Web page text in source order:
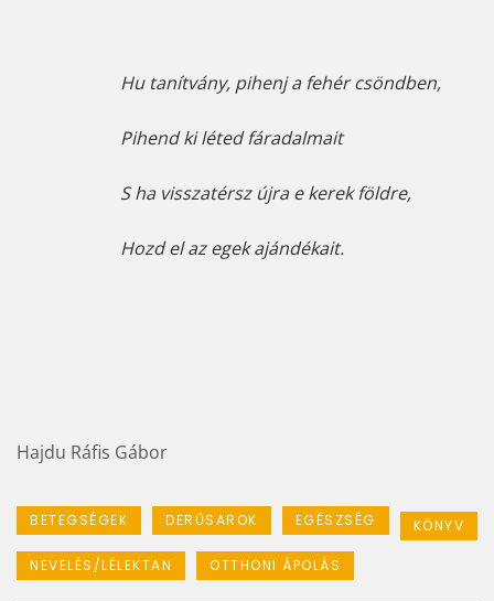
Hu tanítvány, pihenj a fehér csöndben,
Pihend ki léted fáradalmait 
S ha visszatérsz újra e kerek földre,
Hozd el az egek ajándékait.
Hajdu Ráfis Gábor
BETEGSÉGEK DERŰSAROK EGÉSZSÉG KÖNYV
NEVELÉS/LÉLEKTAN OTTHONI ÁPOLÁS